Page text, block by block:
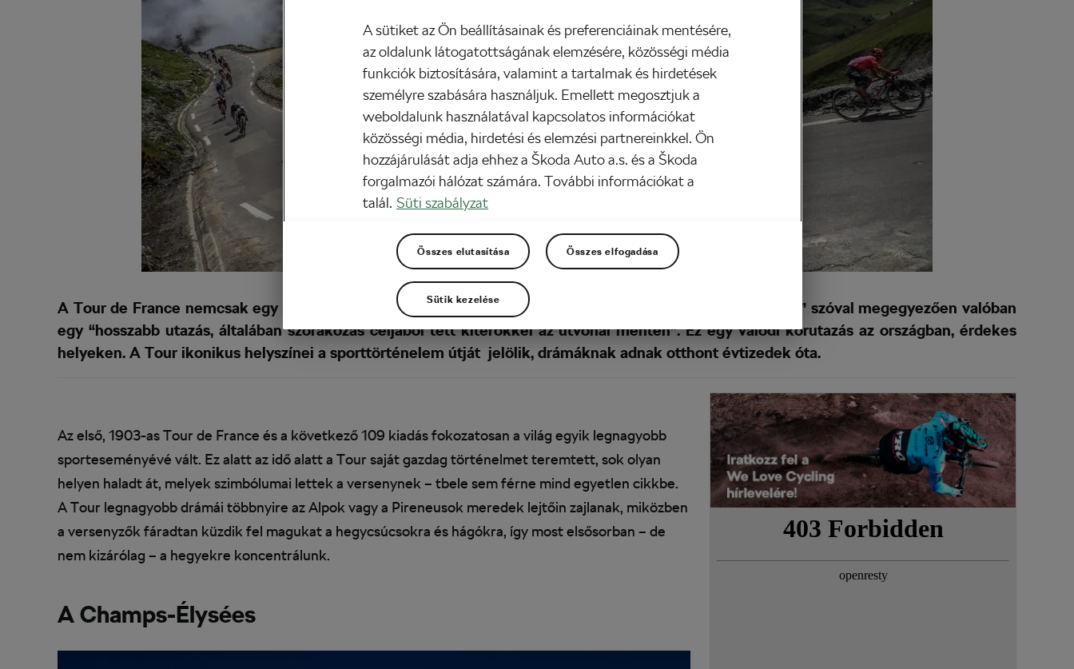
A Tour de France nemcsak egy háromhetes kerékpárverseny, hanem – mint minden Grand Tour – a “túra” szóval megegyezően valóban
egy “hosszabb utazás, általában szórakozás céljából tett kitérőkkel az útvonal mentén”. Ez egy valódi körutazás az országban, érdekes
helyeken. A Tour ikonikus helyszínei a sporttörténelem útját jelölik, drámáknak adnak otthont évtizedek óta.
Az első, 1903-as Tour de France és a következő 109 kiadás fokozatosan a világ egyik legnagyobb
sporteseményévé vált. Ez alatt az idő alatt a Tour saját gazdag történelmet teremtett, sok olyan
helyen haladt át, melyek szimbólumai lettek a versenynek – tbele sem férne mind egyetlen cikkbe.
A Tour legnagyobb drámái többnyire az Alpok vagy a Pireneusok meredek lejtőin zajlanak, miközben
a versenyzők fáradtan küzdik fel magukat a hegycsúcsokra és hágókra, így most elsősorban – de
nem kizárólag – a hegyekre koncentrálunk.
A Champs-Élysées
A sütiket az Ön beállításainak és preferenciáinak mentésére,
az oldalunk látogatottságának elemzésére, közösségi média
funkciók biztosítására, valamint a tartalmak és hirdetések
személyre szabására használjuk. Emellett megosztjuk a
weboldalunk használatával kapcsolatos információkat
közösségi média, hirdetési és elemzési partnereinkkel. Ön
hozzájárulását adja ehhez a Škoda Auto a.s. és a Škoda
forgalmazói hálózat számára. További információkat a
talál. Süti szabályzat
Összes elutasítása Összes elfogadása
Sütik kezelése